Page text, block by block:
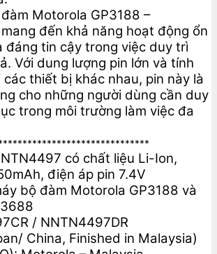
Motorola GP3188 –
đến khả năng hoạt động ổn
đáng tin cậy trong việc duy trì
Với dung lượng pin lớn và tính
thiết bị khác nhau, pin này là
cho những người dùng cần duy
trong môi trường làm việc đa
có chất liệu Li-Ion,
điện áp pin 7.4V
bộ đàm Motorola GP3188 và
/ NNTN4497DR
China, Finished in Malaysia)